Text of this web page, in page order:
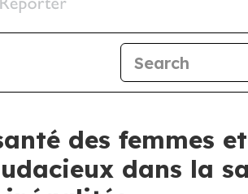
des femmes
dans la